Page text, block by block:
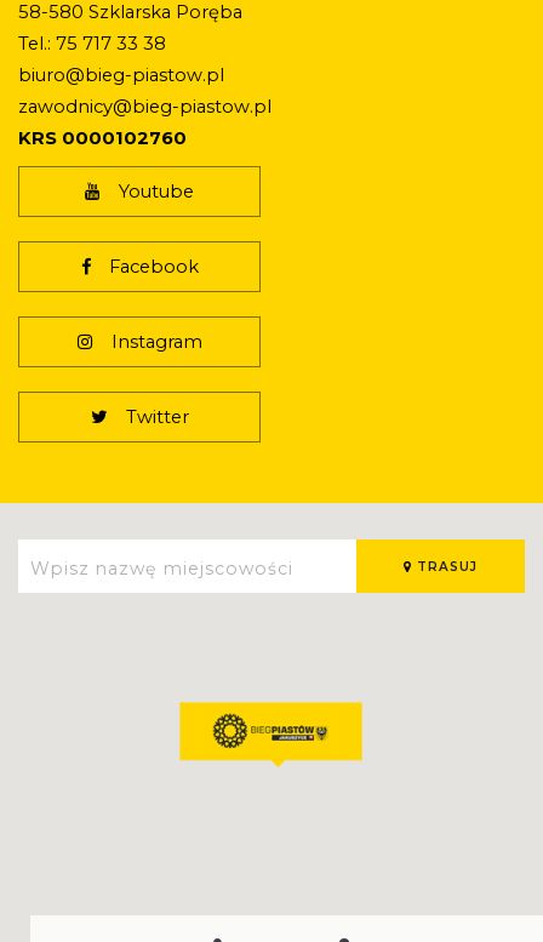
58-580 Szklarska Poręba
Tel.: 75 717 33 38
biuro@bieg-piastow.pl
zawodnicy@bieg-piastow.pl
KRS 0000102760
Youtube
Facebook
Instagram
Twitter
TRASUJ